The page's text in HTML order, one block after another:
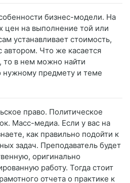
бизнес-модели. На
цен на выполнение той или
устанавливает стоимость,
автором. Что же касается
то в нем можно найти
нужному предмету и теме
право. Политическое
Масс-медиа. Если у вас на
как правильно подойти к
задач. Преподаватель будет
оригинально
работу. Тогда стоит
отчета о практике к